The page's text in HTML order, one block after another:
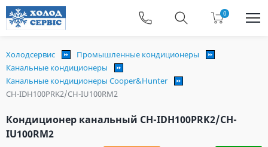
0
Холодсервис
Промышленные кондиционеры
Канальные кондиционеры
Канальные кондиционеры Cooper&Hunter
CH-IDH100PRK2/CH-IU100RM2
Кондиционер канальный CH-IDH100PRK2/CH-
IU100RM2